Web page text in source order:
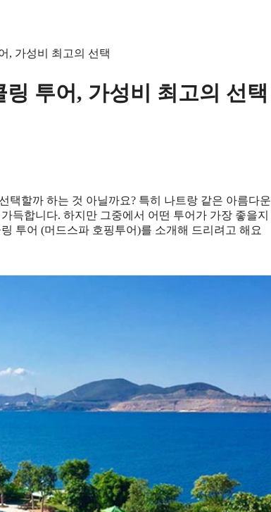
, 가성비 최고의 선택
투어, 가성비 최고의 선택
택할까 하는 것 아닐까요? 특히 나트랑 같은 아름다운
득합니다. 하지만 그중에서 어떤 투어가 가장 좋을지
투어 (머드스파 호핑투어)를 소개해 드리려고 해요